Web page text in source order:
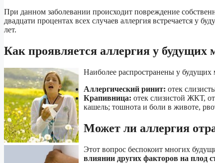
При данном заболевании происходит повреждение
двадцати процентах всех случаев аллергия встречается у
лет.
Как проявляется аллергия у будущих
Наиболее распространены у
Аллергический ринит: отек
Крапивница: отек слизистой ЖКТ,
кашель; тошнота и боли в животе,
Может ли аллергия
Этот вопрос беспокоит многих
влиянии других факторов на плод